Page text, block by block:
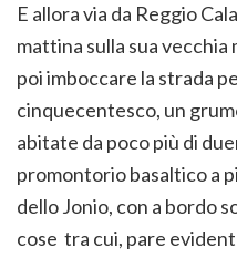
E allora via da Reggio
mattina sulla sua vecchia
poi imboccare la strada
cinquecentesco, un
abitate da poco più di
promontorio basaltico a
dello Jonio, con a bordo
cose tra cui, pare